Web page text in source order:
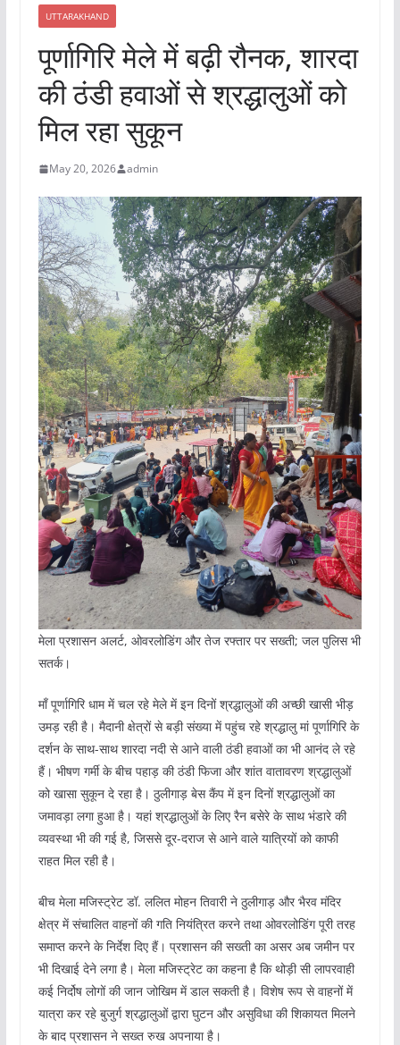
UTTARAKHAND
पूर्णागिरि मेले में बढ़ी रौनक, शारदा
की ठंडी हवाओं से श्रद्धालुओं को
मिल रहा सुकून
May 20, 2026 admin
मेला प्रशासन अलर्ट, ओवरलोडिंग और तेज रफ्तार पर सख्ती; जल पुलिस भी
सतर्क।
माँ पूर्णागिरि धाम में चल रहे मेले में इन दिनों श्रद्धालुओं की अच्छी खासी भीड़
उमड़ रही है। मैदानी क्षेत्रों से बड़ी संख्या में पहुंच रहे श्रद्धालु मां पूर्णागिरि के
दर्शन के साथ-साथ शारदा नदी से आने वाली ठंडी हवाओं का भी आनंद ले रहे
हैं। भीषण गर्मी के बीच पहाड़ की ठंडी फिजा और शांत वातावरण श्रद्धालुओं
को खासा सुकून दे रहा है। ठुलीगाड़ बेस कैंप में इन दिनों श्रद्धालुओं का
जमावड़ा लगा हुआ है। यहां श्रद्धालुओं के लिए रैन बसेरे के साथ भंडारे की
व्यवस्था भी की गई है, जिससे दूर-दराज से आने वाले यात्रियों को काफी
राहत मिल रही है।
बीच मेला मजिस्ट्रेट डॉ. ललित मोहन तिवारी ने ठुलीगाड़ और भैरव मंदिर
क्षेत्र में संचालित वाहनों की गति नियंत्रित करने तथा ओवरलोडिंग पूरी तरह
समाप्त करने के निर्देश दिए हैं। प्रशासन की सख्ती का असर अब जमीन पर
भी दिखाई देने लगा है। मेला मजिस्ट्रेट का कहना है कि थोड़ी सी लापरवाही
कई निर्दोष लोगों की जान जोखिम में डाल सकती है। विशेष रूप से वाहनों में
यात्रा कर रहे बुजुर्ग श्रद्धालुओं द्वारा घुटन और असुविधा की शिकायत मिलने
के बाद प्रशासन ने सख्त रुख अपनाया है।